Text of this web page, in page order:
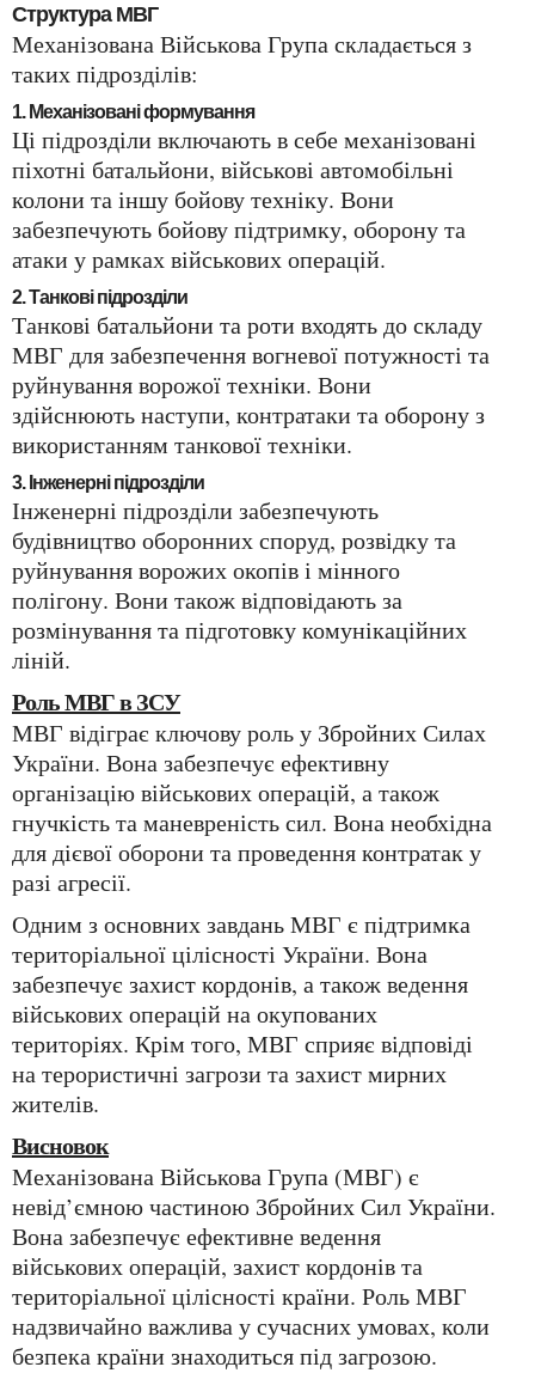
Структура МВГ
Механізована Військова Група складається з
таких підрозділів:
1. Механізовані формування
Ці підрозділи включають в себе механізовані
піхотні батальйони, військові автомобільні
колони та іншу бойову техніку. Вони
забезпечують бойову підтримку, оборону та
атаки у рамках військових операцій.
2. Танкові підрозділи
Танкові батальйони та роти входять до складу
МВГ для забезпечення вогневої потужності та
руйнування ворожої техніки. Вони
здійснюють наступи, контратаки та оборону з
використанням танкової техніки.
3. Інженерні підрозділи
Інженерні підрозділи забезпечують
будівництво оборонних споруд, розвідку та
руйнування ворожих окопів і мінного
полігону. Вони також відповідають за
розмінування та підготовку комунікаційних
ліній.
Роль МВГ в ЗСУ
МВГ відіграє ключову роль у Збройних Силах
України. Вона забезпечує ефективну
організацію військових операцій, а також
гнучкість та маневреність сил. Вона необхідна
для дієвої оборони та проведення контратак у
разі агресії.
Одним з основних завдань МВГ є підтримка
територіальної цілісності України. Вона
забезпечує захист кордонів, а також ведення
військових операцій на окупованих
територіях. Крім того, МВГ сприяє відповіді
на терористичні загрози та захист мирних
жителів.
Висновок
Механізована Військова Група (МВГ) є
невід’ємною частиною Збройних Сил України.
Вона забезпечує ефективне ведення
військових операцій, захист кордонів та
територіальної цілісності країни. Роль МВГ
надзвичайно важлива у сучасних умовах, коли
безпека країни знаходиться під загрозою.